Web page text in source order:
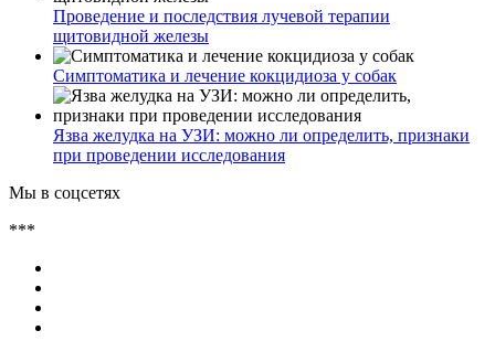
Проведение и последствия лучевой терапии
щитовидной железы
Симптоматика и лечение кокцидиоза у собак
Язва желудка на УЗИ: можно ли определить, признаки
при проведении исследования
Мы в соцсетях
***